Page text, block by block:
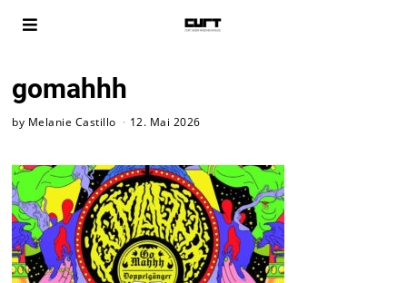
gomahhh
by Melanie Castillo 12. Mai 2026